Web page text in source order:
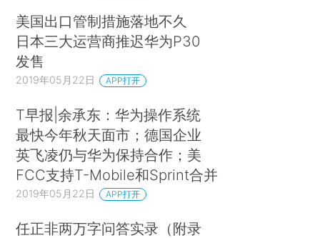
美国出口管制措施落地不久
日本三大运营商推迟华为P30
发售
2019年05月22日 APP打开
T早报|余承东：华为操作系统
最快今年秋天面市；德国企业
英飞凌仍与华为保持合作；美
FCC支持T-Mobile和Sprint合并
2019年05月22日 APP打开
任正非两万字问答实录（附录